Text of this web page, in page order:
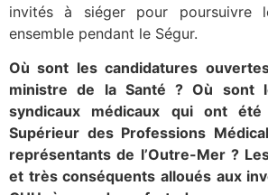
invités à siéger pour poursuivre
ensemble pendant le Ségur.
Où sont les candidatures
ministre de la Santé ? Où sont
syndicaux médicaux qui ont
Supérieur des Professions
représentants de l’Outre-Mer ?
et très conséquents alloués aux